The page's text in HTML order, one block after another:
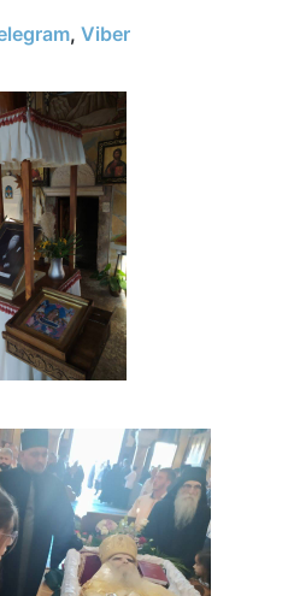
, Viber